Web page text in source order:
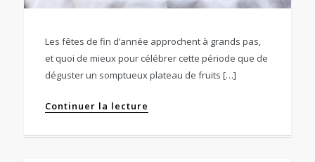
Les fêtes de fin d’année approchent à grands pas,
et quoi de mieux pour célébrer cette période que de
déguster un somptueux plateau de fruits […]
Continuer la lecture